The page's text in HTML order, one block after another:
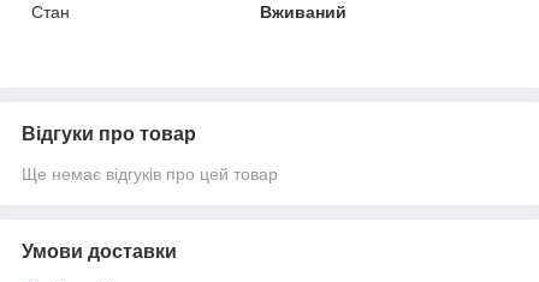
Стан
Вживаний
Відгуки про товар
Ще немає відгуків про цей товар
Умови доставки